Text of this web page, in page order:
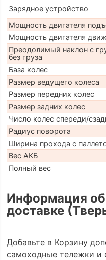
Зарядное устройство
Мощность двигателя
Мощность двигателя
Преодолимый наклон с
без груза
База колес
Размер ведущего колеса
Размер передних колес
Размер задних колес
Число колес спереди/
Радиус поворота
Ширина прохода с
Вес АКБ
Полный вес
Информация об
доставке
Добавьте в Корзину
самоходные тележки